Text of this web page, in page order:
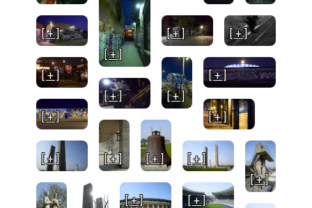
[ + ]
[ + ] [ + ] [ + ]
[ + ]
[ + ]
[ + ]
[ + ]
[ + ]
[ + ]
[ + ] [ + ]
[ + ]
[ + ]
[ + ]
[ + ] [ + ]